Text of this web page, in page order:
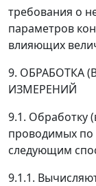
требования о
параметров
влияющих
9. ОБРАБОТКА
ИЗМЕРЕНИЙ
9.1. Обработку
проводимых по
следующим
9.1.1.